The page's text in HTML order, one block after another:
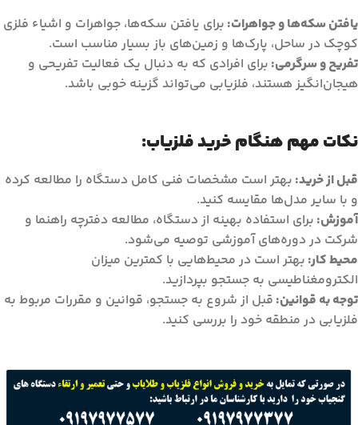
یافتن سکه‌ها و جواهرات: برای یافتن سکه‌ها، جواهرات و اشیاء فلزی
کوچک در ساحل، پارک‌ها و زمین‌های باز بسیار مناسب است.
تفریح و سرگرمی: برای افرادی که به دنبال یک فعالیت تفریحی و
هیجان‌انگیز هستند، فلزیابی می‌تواند گزینه خوبی باشد.
نکات مهم هنگام خرید فلزیاب:
قبل از خرید: بهتر است مشخصات فنی کامل دستگاه را مطالعه کرده
و با سایر مدل‌ها مقایسه کنید.
آموزش: برای استفاده بهینه از دستگاه، مطالعه دفترچه راهنما و
شرکت در دوره‌های آموزشی توصیه می‌شود.
محیط کار: بهتر است در محیط‌هایی با کمترین میزان
الکترومغناطیسی به جستجو بپردازید.
توجه به قوانین: قبل از شروع به جستجو، قوانین و مقررات مربوط به
فلزیابی در منطقه خود را بررسی کنید.